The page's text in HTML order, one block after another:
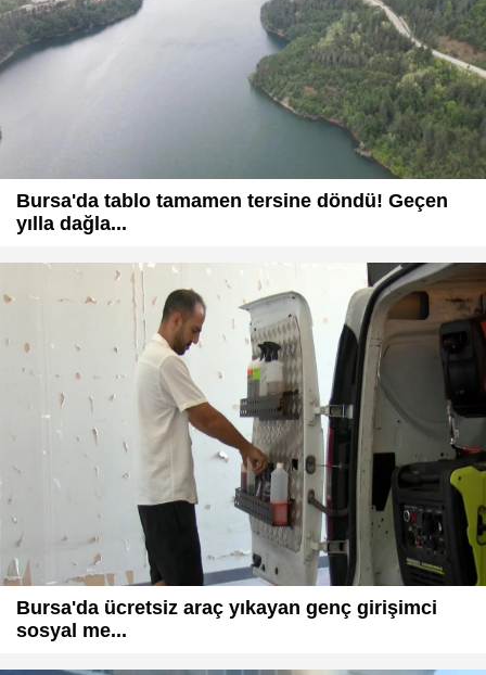
Bursa'da tablo tamamen tersine döndü! Geçen
yılla dağla...
Bursa'da ücretsiz araç yıkayan genç girişimci
sosyal me...